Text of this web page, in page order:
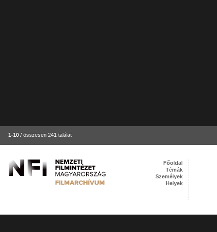
1-10 / összesen 241 találat
Főoldal
Témák
Személyek
Helyek